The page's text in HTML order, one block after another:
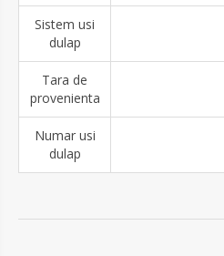
Sistem usi
dulap
Tara de
provenienta
Numar usi
dulap